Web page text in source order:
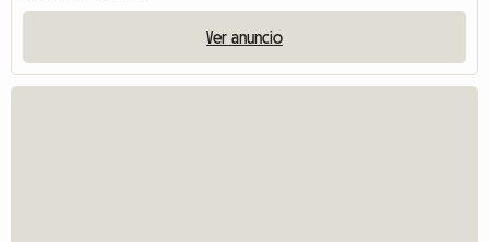
Ver anuncio